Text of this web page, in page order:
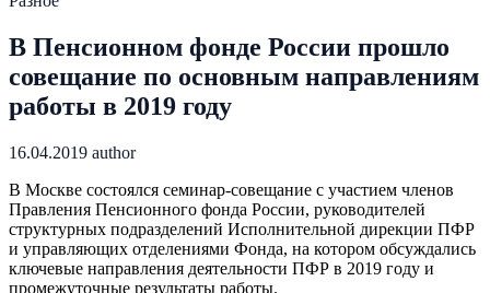
В Пенсионном фонде России прошло
совещание по основным направлениям
работы в 2019 году
16.04.2019 author
В Москве состоялся семинар-совещание с участием членов
Правления Пенсионного фонда России, руководителей
структурных подразделений Исполнительной дирекции ПФР
и управляющих отделениями Фонда, на котором обсуждались
ключевые направления деятельности ПФР в 2019 году и
промежуточные результаты работы.